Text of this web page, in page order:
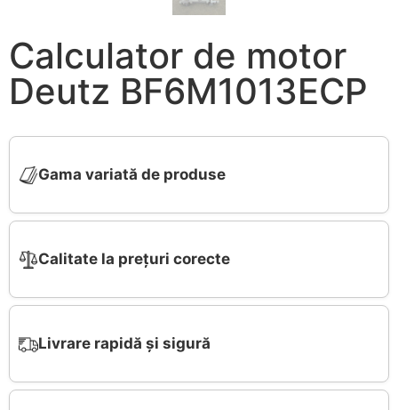
Calculator de motor
Deutz BF6M1013ECP
Gama variată de produse
Calitate la prețuri corecte
Livrare rapidă și sigură